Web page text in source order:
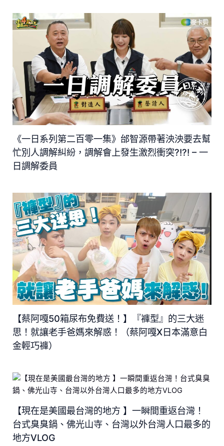
《一日系列第二百零一集》邰智源帶著泱泱要去幫
忙別人調解糾紛，調解會上發生激烈衝突?!?! – 一
日調解委員
【蔡阿嘎50箱尿布免費送！】『褲型』的三大迷
思！就讓老手爸媽來解惑！（蔡阿嘎X日本滿意白
金輕巧褲）
【現在是美國最台灣的地方 】一瞬間重返台灣！
台式臭臭鍋、佛光山寺、台灣以外台灣人口最多的
地方VLOG